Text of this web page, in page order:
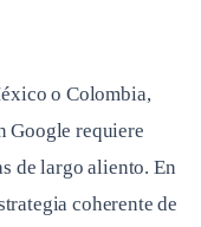
o Colombia,
Google requiere
de largo aliento. En
coherente de